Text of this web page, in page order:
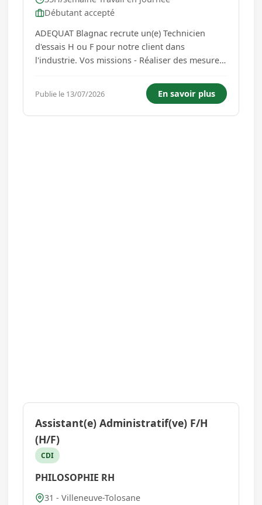
Débutant accepté
ADEQUAT Blagnac recrute un(e) Technicien
d'essais H ou F pour notre client dans
l'industrie. Vos missions - Réaliser des mesures
vitesses linéaire et angulaire sur des
équipements de petite série à partir de
documents d'essais (procédure de recett...
Publie le 13/07/2026 En savoir plus
Assistant(e) Administratif(ve) F/H
(H/F)
CDI
PHILOSOPHIE RH
31 - Villeneuve-Tolosane